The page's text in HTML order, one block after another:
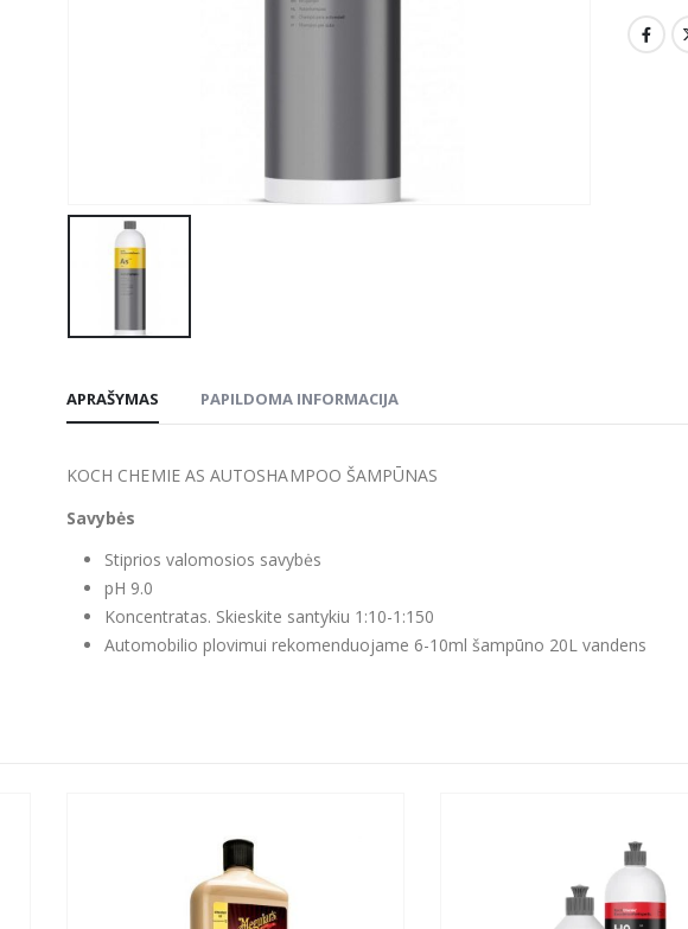
APRAŠYMAS PAPILDOMA INFORMACIJA
KOCH CHEMIE AS AUTOSHAMPOO ŠAMPŪNAS
Savybės
Stiprios valomosios savybės
pH 9.0
Koncentratas. Skieskite santykiu 1:10-1:150
Automobilio plovimui rekomenduojame 6-10ml šampūno 20L vandens